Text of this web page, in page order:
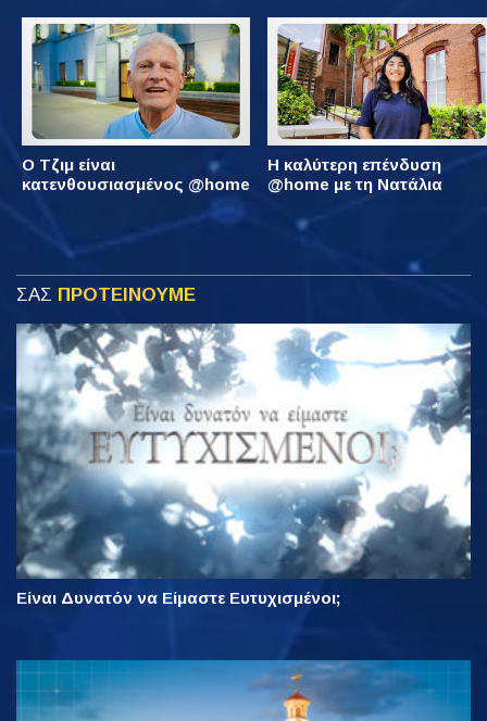
Ο Τζιμ είναι
κατενθουσιασμένος @home
Η καλύτερη επένδυση
@home με τη Νατάλια
ΣΑΣ ΠΡΟΤΕΙΝΟΥΜΕ
Είναι Δυνατόν να Είμαστε Ευτυχισμένοι;